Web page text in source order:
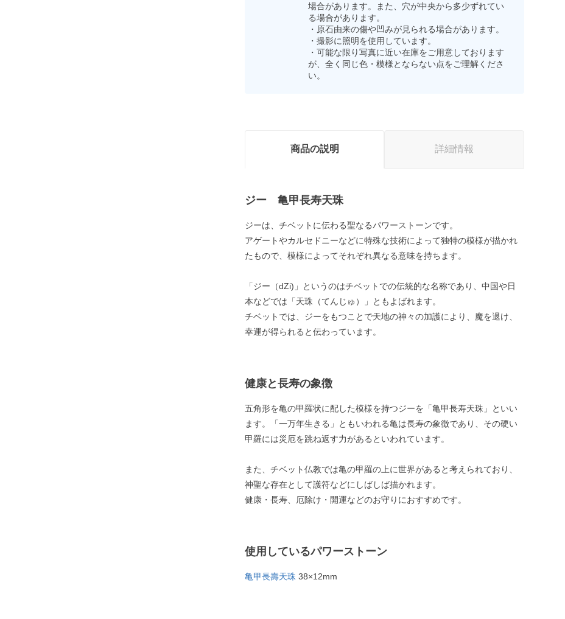
場合があります。また、穴が中央から多少ずれてい
る場合があります。
・原石由来の傷や凹みが見られる場合があります。
・撮影に照明を使用しています。
・可能な限り写真に近い在庫をご用意しております
が、全く同じ色・模様とならない点をご理解くださ
い。
商品の説明 詳細情報
ジー 亀甲長寿天珠
ジーは、チベットに伝わる聖なるパワーストーンです。
アゲートやカルセドニーなどに特殊な技術によって独特の模様が描かれ
たもので、模様によってそれぞれ異なる意味を持ちます。
「ジー（dZi)」というのはチベットでの伝統的な名称であり、中国や日
本などでは「天珠（てんじゅ）」ともよばれます。
チベットでは、ジーをもつことで天地の神々の加護により、魔を退け、
幸運が得られると伝わっています。
健康と長寿の象徴
五角形を亀の甲羅状に配した模様を持つジーを「亀甲長寿天珠」といい
ます。「一万年生きる」ともいわれる亀は長寿の象徴であり、その硬い
甲羅には災厄を跳ね返す力があるといわれています。
また、チベット仏教では亀の甲羅の上に世界があると考えられており、
神聖な存在として護符などにしばしば描かれます。
健康・長寿、厄除け・開運などのお守りにおすすめです。
使用しているパワーストーン
亀甲長壽天珠 38×12mm